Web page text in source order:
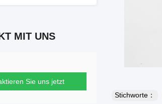
MIT UNS
Sie uns jetzt
Stichworte：